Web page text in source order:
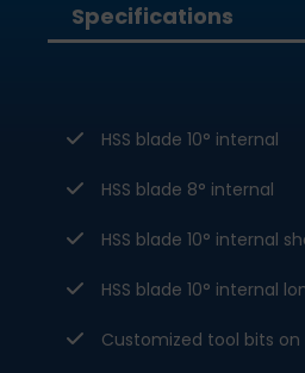
Specifications
HSS blade 10° internal
HSS blade 8° internal
HSS blade 10° internal
HSS blade 10° internal
Customized tool bits on